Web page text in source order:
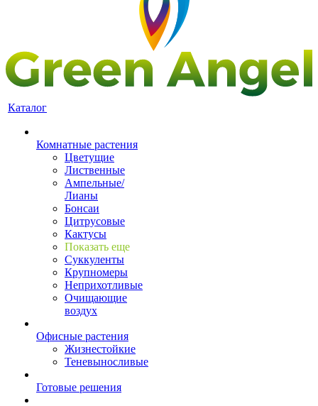
Каталог
Комнатные растения
Цветущие
Лиственные
Ампельные/
Лианы
Бонсаи
Цитрусовые
Кактусы
Показать еще
Суккуленты
Крупномеры
Неприхотливые
Очищающие
воздух
Офисные растения
Жизнестойкие
Теневыносливые
Готовые решения